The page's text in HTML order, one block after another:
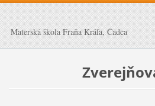
Materská škola Fraňa Kráľa, Čadca